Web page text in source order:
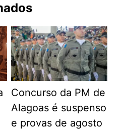
Concurso da PM de
Alagoas é suspenso
e provas de agosto